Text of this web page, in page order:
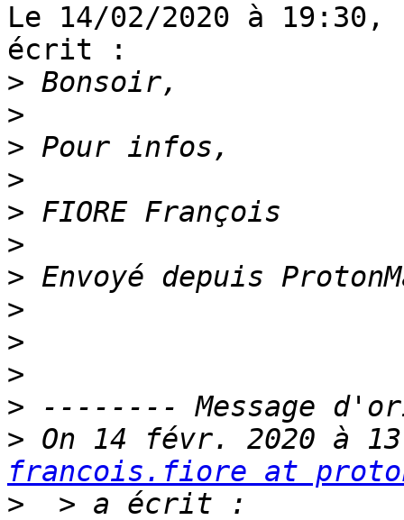
Le 14/02/2020 à
écrit :
>
>
>
>
>
>
>
>
>
>
>
>
francois.fiore at
>